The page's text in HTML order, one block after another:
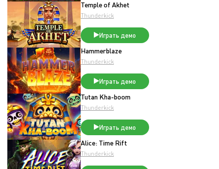
Temple of Akhet
Thunderkick
Играть демо
Hammerblaze
Thunderkick
Играть демо
Tutan Kha-boom
Thunderkick
Играть демо
Alice: Time Rift
Thunderkick